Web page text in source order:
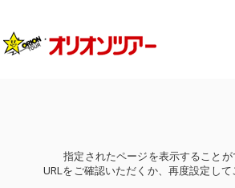
指定されたページを表示することが
URLをご確認いただくか、再度設定して